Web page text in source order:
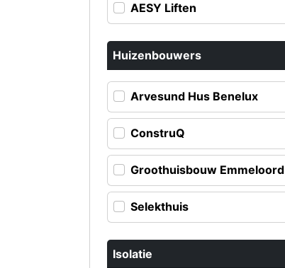
AESY Liften
Huizenbouwers
Arvesund Hus Benelux
ConstruQ
Groothuisbouw Emmeloord
Selekthuis
Isolatie